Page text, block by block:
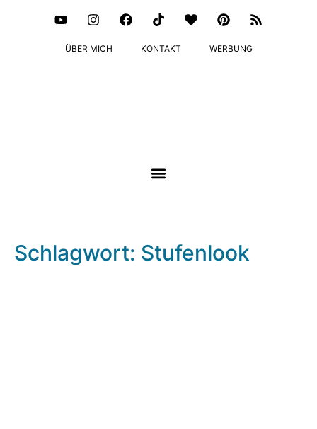
ÜBER MICH KONTAKT WERBUNG
Schlagwort: Stufenlook